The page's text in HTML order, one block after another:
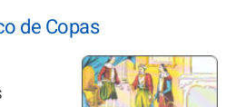
de Copas